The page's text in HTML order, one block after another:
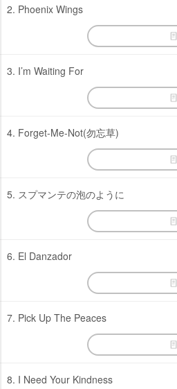
2. Phoenix Wings
3. I’m Waiting For
4. Forget-Me-Not(勿忘草)
5. スプマンテの泡のように
6. El Danzador
7. Pick Up The Peaces
8. I Need Your Kindness